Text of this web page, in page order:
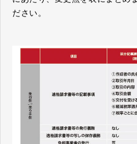
ださい。